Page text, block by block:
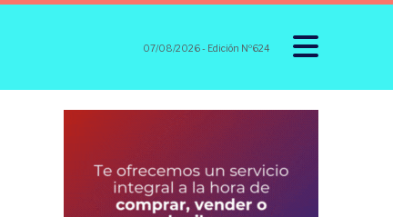
07/08/2026- Edición Nº624